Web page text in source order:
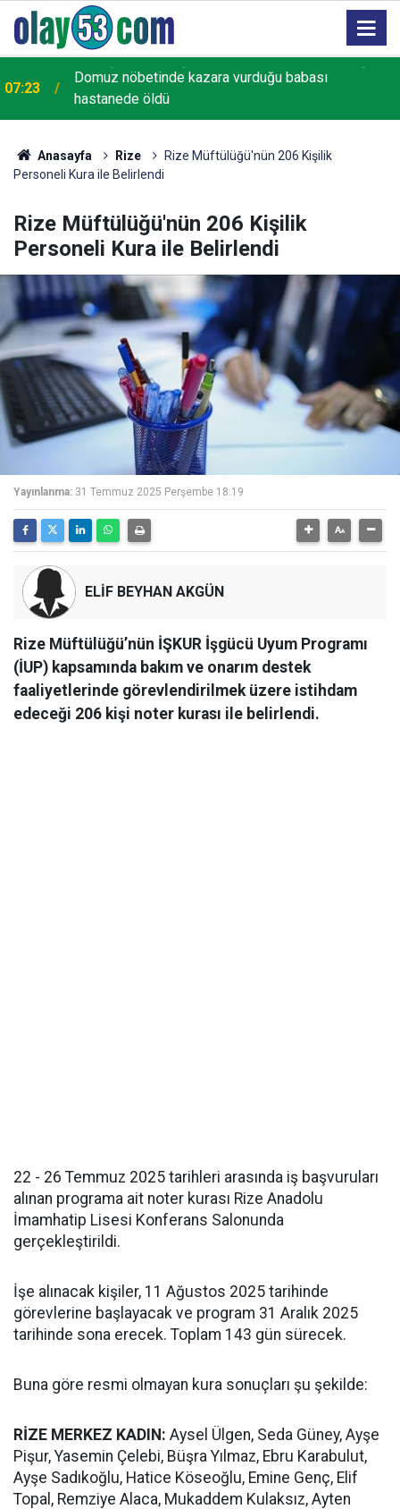
07:23
Domuz nöbetinde kazara vurduğu babası
hastanede öldü
Anasayfa Rize
Rize Müftülüğü'nün 206 Kişilik
Personeli Kura ile Belirlendi
Rize Müftülüğü'nün 206 Kişilik
Personeli Kura ile Belirlendi
Yayınlanma: 31 Temmuz 2025 Perşembe 18:19
ELİF BEYHAN AKGÜN
Rize Müftülüğü’nün İŞKUR İşgücü Uyum Programı
(İUP) kapsamında bakım ve onarım destek
faaliyetlerinde görevlendirilmek üzere istihdam
edeceği 206 kişi noter kurası ile belirlendi.
22 - 26 Temmuz 2025 tarihleri arasında iş başvuruları
alınan programa ait noter kurası Rize Anadolu
İmamhatip Lisesi Konferans Salonunda
gerçekleştirildi.
İşe alınacak kişiler, 11 Ağustos 2025 tarihinde
görevlerine başlayacak ve program 31 Aralık 2025
tarihinde sona erecek. Toplam 143 gün sürecek.
Buna göre resmi olmayan kura sonuçları şu şekilde:
RİZE MERKEZ KADIN: Aysel Ülgen, Seda Güney, Ayşe
Pişur, Yasemin Çelebi, Büşra Yılmaz, Ebru Karabulut,
Ayşe Sadıkoğlu, Hatice Köseoğlu, Emine Genç, Elif
Topal, Remziye Alaca, Mukaddem Kulaksız, Ayten